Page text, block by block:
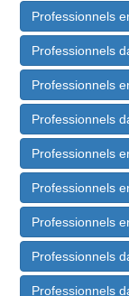
Professionnels
Professionnels
Professionnels
Professionnels
Professionnels
Professionnels
Professionnels
Professionnels
Professionnels